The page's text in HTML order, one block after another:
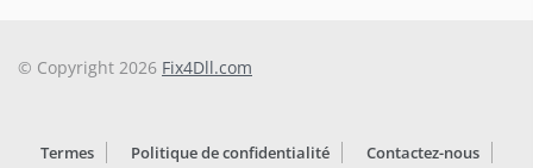
© Copyright 2026 Fix4Dll.com
Termes Politique de confidentialité Contactez-nous